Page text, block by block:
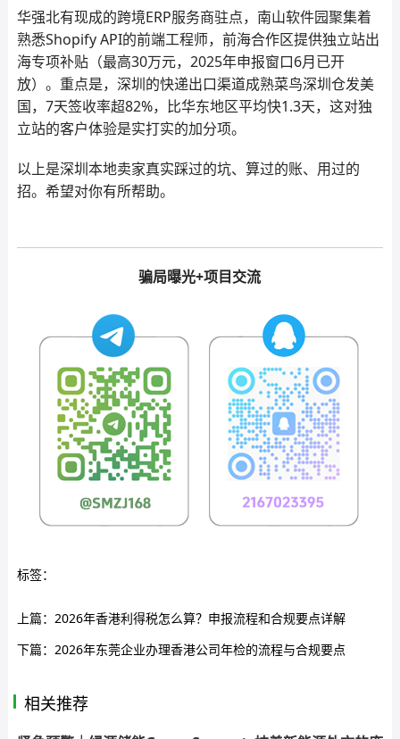
华强北有现成的跨境ERP服务商驻点，南山软件园聚集着
熟悉Shopify API的前端工程师，前海合作区提供独立站出
海专项补贴（最高30万元，2025年申报窗口6月已开
放）。重点是，深圳的快递出口渠道成熟菜鸟深圳仓发美
国，7天签收率超82%，比华东地区平均快1.3天，这对独
立站的客户体验是实打实的加分项。
以上是深圳本地卖家真实踩过的坑、算过的账、用过的
招。希望对你有所帮助。
骗局曝光+项目交流
标签：
上篇： 2026年香港利得税怎么算？申报流程和合规要点详解
下篇： 2026年东莞企业办理香港公司年检的流程与合规要点
相关推荐